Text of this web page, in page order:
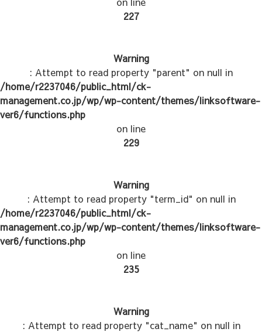
227
Warning
: Attempt to read property "parent" on null in
/home/r2237046/public_html/ck-
management.co.jp/wp/wp-content/themes/linksoftware-
ver6/functions.php
on line
229
Warning
: Attempt to read property "term_id" on null in
/home/r2237046/public_html/ck-
management.co.jp/wp/wp-content/themes/linksoftware-
ver6/functions.php
on line
235
Warning
: Attempt to read property "cat_name" on null in